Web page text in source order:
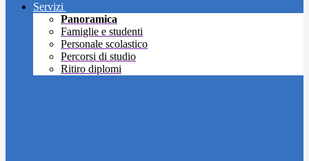
Servizi
Panoramica
Famiglie e studenti
Personale scolastico
Percorsi di studio
Ritiro diplomi